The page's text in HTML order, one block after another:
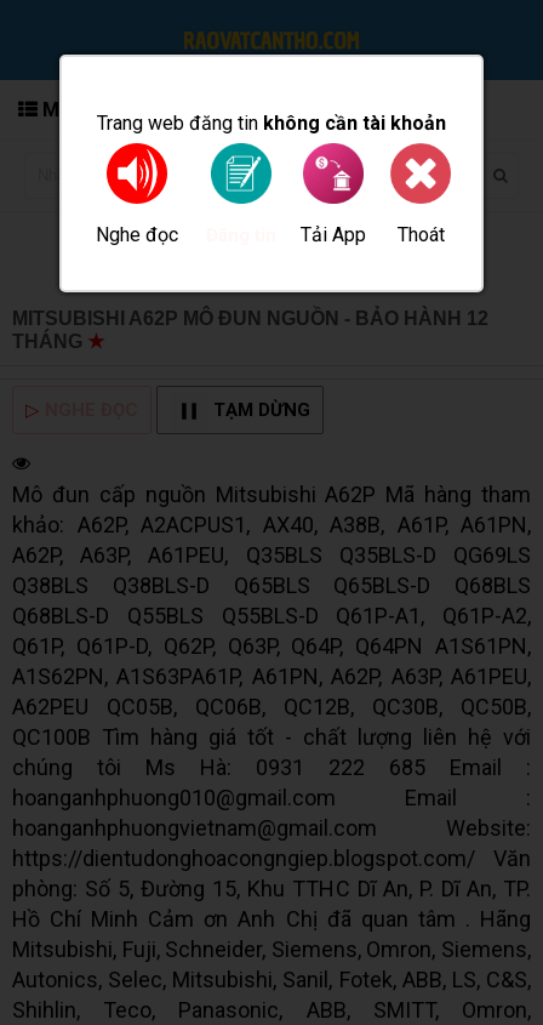
Trang web đăng tin không cần tài khoản
Nghe đọc Tải App Thoát
MENU
MITSUBISHI A62P MÔ ĐUN NGUỒN - BẢO HÀNH 12
THÁNG ★
▷ TẠM DỪNG
Mô đun cấp nguồn Mitsubishi A62P Mã hàng tham
khảo: A62P, A2ACPUS1, AX40, A38B, A61P, A61PN,
A62P, A63P, A61PEU, Q35BLS Q35BLS-D QG69LS
Q38BLS Q38BLS-D Q65BLS Q65BLS-D Q68BLS
Q68BLS-D Q55BLS Q55BLS-D Q61P-A1, Q61P-A2,
Q61P, Q61P-D, Q62P, Q63P, Q64P, Q64PN A1S61PN,
A1S62PN, A1S63PA61P, A61PN, A62P, A63P, A61PEU,
A62PEU QC05B, QC06B, QC12B, QC30B, QC50B,
QC100B Tìm hàng giá tốt - chất lượng liên hệ với
chúng tôi Ms Hà: 0931 222 685 Email :
hoanganhphuong010@gmail.com Email :
hoanganhphuongvietnam@gmail.com Website:
https://dientudonghoacongngiep.blogspot.com/ Văn
phòng: Số 5, Đường 15, Khu TTHC Dĩ An, P. Dĩ An, TP.
Hồ Chí Minh Cảm ơn Anh Chị đã quan tâm . Hãng
Mitsubishi, Fuji, Schneider, Siemens, Omron, Siemens,
Autonics, Selec, Mitsubishi, Sanil, Fotek, ABB, LS, C&S,
Shihlin, Teco, Panasonic, ABB, SMITT, Omron,